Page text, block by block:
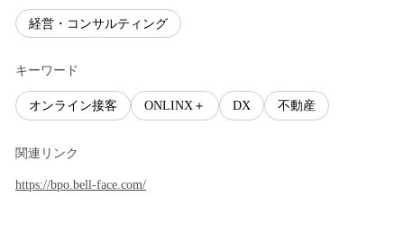
経営・コンサルティング
キーワード
オンライン接客 ONLINX＋ DX 不動産
関連リンク
https://bpo.bell-face.com/